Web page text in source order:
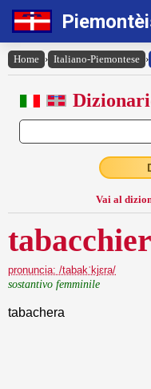
Home › Italiano-Piemontese ›
Vai al
pronuncia: /tabakˈkjɛra/
sostantivo femminile
tabachera